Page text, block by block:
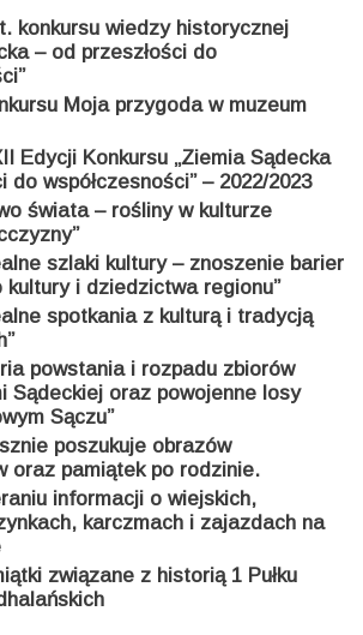
konkursu wiedzy historycznej
– od przeszłości do
Moja przygoda w muzeum
Edycji Konkursu „Ziemia Sądecka
do współczesności” – 2022/2023
świata – rośliny w kulturze
szlaki kultury – znoszenie barier
kultury i dziedzictwa regionu”
spotkania z kulturą i tradycją
powstania i rozpadu zbiorów
Sądeckiej oraz powojenne losy
Sączu”
poszukuje obrazów
oraz pamiątek po rodzinie.
informacji o wiejskich,
karczmach i zajazdach na
związane z historią 1 Pułku